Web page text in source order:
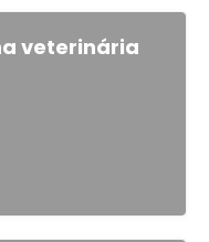
veterinária